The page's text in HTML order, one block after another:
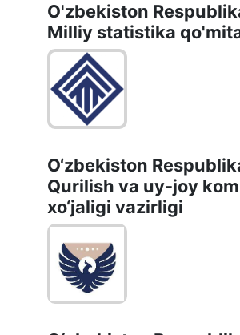
O'zbekiston
Milliy statistika
O‘zbekiston
Qurilish va uy-joy
xo‘jaligi vazirligi